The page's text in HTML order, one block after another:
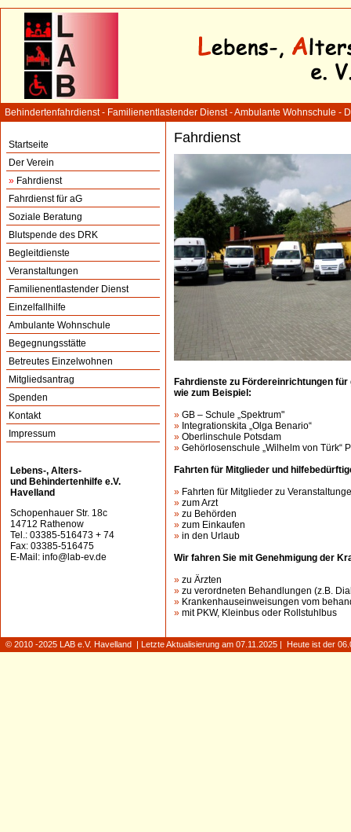
Behindertenfahrdienst - Familienentlastender Dienst - Ambulante Wohnschule -
Startseite
Der Verein
» Fahrdienst
Fahrdienst für aG
Soziale Beratung
Blutspende des DRK
Begleitdienste
Veranstaltungen
Familienentlastender Dienst
Einzelfallhilfe
Ambulante Wohnschule
Begegnungsstätte
Betreutes Einzelwohnen
Mitgliedsantrag
Spenden
Kontakt
Impressum
Lebens-, Alters-
und Behindertenhilfe e.V.
Havelland
Schopenhauer Str. 18c
14712 Rathenow
Tel.: 03385-516473 + 74
Fax: 03385-516475
E-Mail: info@lab-ev.de
Fahrdienst
Fahrdienste zu Fördereinrichtungen
wie zum Beispiel:
» GB – Schule „Spektrum"
» Integrationskita „Olga Benario“
» Oberlinschule Potsdam
» Gehörlosenschule „Wilhelm von Türk“
Fahrten für Mitglieder und
» Fahrten für Mitglieder zu
» zum Arzt
» zu Behörden
» zum Einkaufen
» in den Urlaub
Wir fahren Sie mit Genehmigung der
» zu Ärzten
» zu verordneten Behandlungen (z.B.
» Krankenhauseinweisungen vom
» mit PKW, Kleinbus oder Rollstuhlbus
© 2010 -2025 LAB e.V. Havelland | Letzte Aktualisierung am 07.11.2025 | Heute ist der